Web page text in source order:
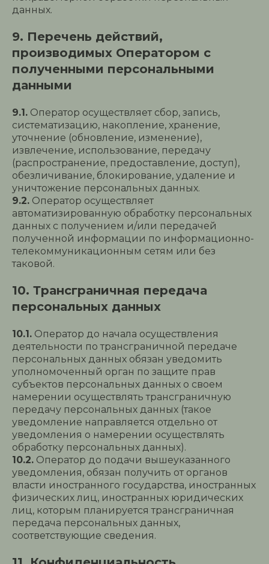
данных.
9. Перечень действий,
производимых Оператором с
полученными персональными
данными
9.1. Оператор осуществляет сбор, запись,
систематизацию, накопление, хранение,
уточнение (обновление, изменение),
извлечение, использование, передачу
(распространение, предоставление, доступ),
обезличивание, блокирование, удаление и
уничтожение персональных данных.
9.2. Оператор осуществляет
автоматизированную обработку персональных
данных с получением и/или передачей
полученной информации по информационно-
телекоммуникационным сетям или без
таковой.
10. Трансграничная передача
персональных данных
10.1. Оператор до начала осуществления
деятельности по трансграничной передаче
персональных данных обязан уведомить
уполномоченный орган по защите прав
субъектов персональных данных о своем
намерении осуществлять трансграничную
передачу персональных данных (такое
уведомление направляется отдельно от
уведомления о намерении осуществлять
обработку персональных данных).
10.2. Оператор до подачи вышеуказанного
уведомления, обязан получить от органов
власти иностранного государства, иностранных
физических лиц, иностранных юридических
лиц, которым планируется трансграничная
передача персональных данных,
соответствующие сведения.